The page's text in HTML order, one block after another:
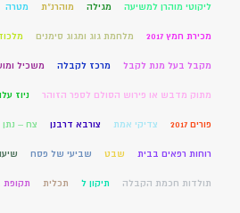
ליקוטי מוהרן למשיעה מגילה מוהרנ”ת מטרה
מכירת חמץ 2017 מלחמת גוג ומגוג סימנים
מקבל בעל מנת לקבל מרכז לקבלה משכיל
מתוק מדבש או פירוש הסולם לספר הזוהר ניוז
פורים 2017 צדיקי אמת צורבא דרבנן צח – נתן
רוחות רפאים בבית שבט שביעי של פסח
תולדות חכמת הקבלה תיקון ל תכלית תקופת